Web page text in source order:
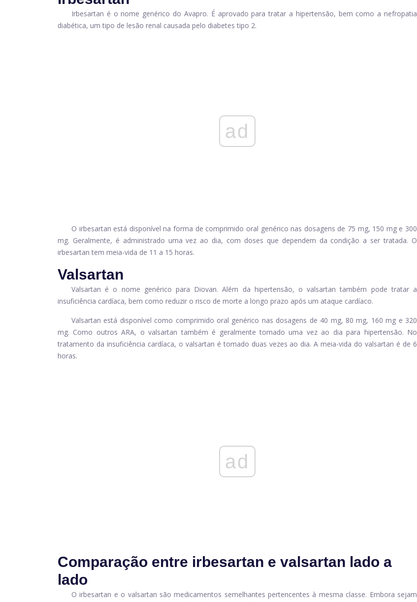
Irbesartan é o nome genérico do Avapro. É aprovado para tratar a hipertensão, bem como a nefropatia
diabética, um tipo de lesão renal causada pelo diabetes tipo 2.
ad
O irbesartan está disponível na forma de comprimido oral genérico nas dosagens de 75 mg, 150 mg e 300
mg. Geralmente, é administrado uma vez ao dia, com doses que dependem da condição a ser tratada. O
irbesartan tem meia-vida de 11 a 15 horas.
Valsartan
Valsartan é o nome genérico para Diovan. Além da hipertensão, o valsartan também pode tratar a
insuficiência cardíaca, bem como reduzir o risco de morte a longo prazo após um ataque cardíaco.
Valsartan está disponível como comprimido oral genérico nas dosagens de 40 mg, 80 mg, 160 mg e 320
mg. Como outros ARA, o valsartan também é geralmente tomado uma vez ao dia para hipertensão. No
tratamento da insuficiência cardíaca, o valsartan é tomado duas vezes ao dia. A meia-vida do valsartan é de 6
horas.
ad
Comparação entre irbesartan e valsartan lado a
lado
O irbesartan e o valsartan são medicamentos semelhantes pertencentes à mesma classe. Embora sejam